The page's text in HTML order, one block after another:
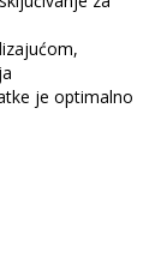
je optimalno